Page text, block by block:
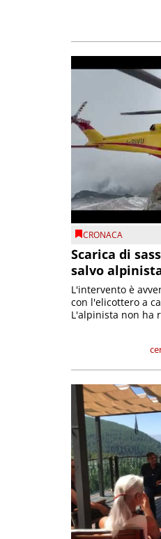
CRONACA
Scarica di
salvo
L'intervento è
con l'elicottero a
L'alpinista non ha